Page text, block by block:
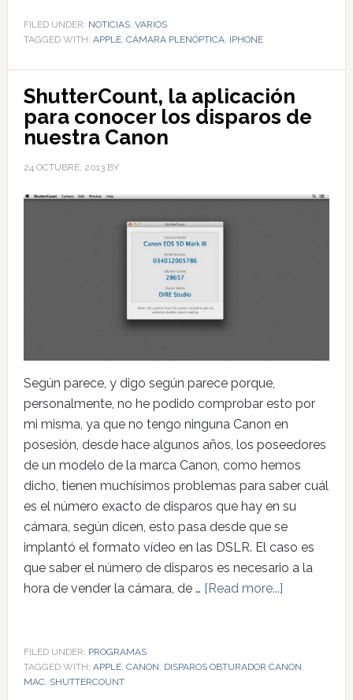
FILED UNDER: NOTICIAS, VARIOS
TAGGED WITH: APPLE, CÁMARA PLENÓPTICA, IPHONE
ShutterCount, la aplicación
para conocer los disparos de
nuestra Canon
24 OCTUBRE, 2013BY
Según parece, y digo según parece porque,
personalmente, no he podido comprobar esto por
mi misma, ya que no tengo ninguna Canon en
posesión, desde hace algunos años, los poseedores
de un modelo de la marca Canon, como hemos
dicho, tienen muchísimos problemas para saber cuál
es el número exacto de disparos que hay en su
cámara, según dicen, esto pasa desde que se
implantó el formato vídeo en las DSLR. El caso es
que saber el número de disparos es necesario a la
hora de vender la cámara, de … [Read more...]
FILED UNDER: PROGRAMAS
TAGGED WITH: APPLE, CANON, DISPAROS OBTURADOR CANON,
MAC, SHUTTERCOUNT